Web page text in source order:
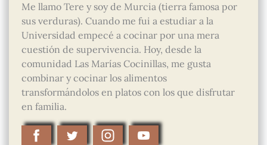
Me llamo Tere y soy de Murcia (tierra famosa por
sus verduras). Cuando me fui a estudiar a la
Universidad empecé a cocinar por una mera
cuestión de supervivencia. Hoy, desde la
comunidad Las Marías Cocinillas, me gusta
combinar y cocinar los alimentos
transformándolos en platos con los que disfrutar
en familia.